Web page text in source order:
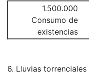
1.500.000
Consumo de
existencias
6. Lluvias